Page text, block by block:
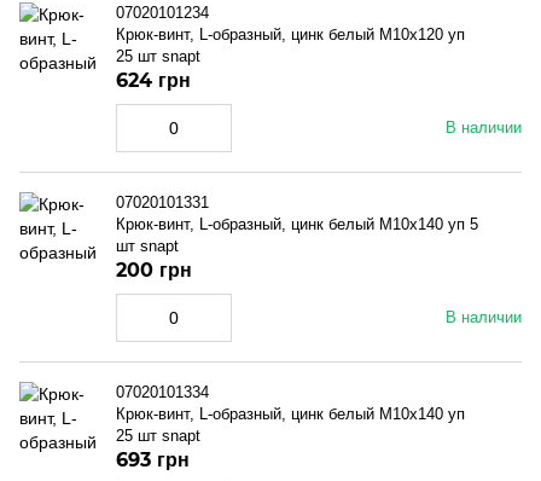
07020101234
Крюк-винт, L-образный, цинк белый M10x120 уп
25 шт snapt
В наличии
624 грн
07020101331
Крюк-винт, L-образный, цинк белый M10x140 уп 5
шт snapt
В наличии
200 грн
07020101334
Крюк-винт, L-образный, цинк белый M10x140 уп
25 шт snapt
693 грн